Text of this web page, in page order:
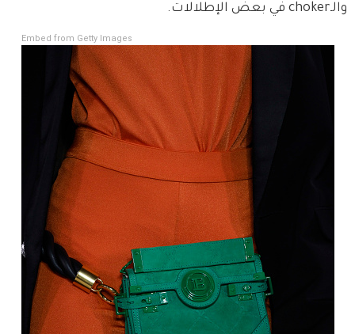
والـchoker في بعض الإطلالات.
Embed from Getty Images